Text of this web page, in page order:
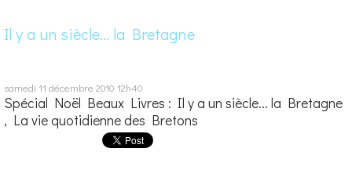
Il y a un siècle... la Bretagne
samedi 11 décembre 2010 12h40
Spécial Noël Beaux Livres : Il y a un siècle... la Bretagne
, La vie quotidienne des Bretons